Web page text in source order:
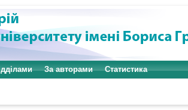
За авторами Статистика